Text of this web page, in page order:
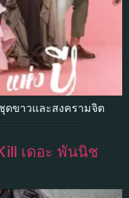
ดขาวและสงครามจิต
เดอะ พันนิช